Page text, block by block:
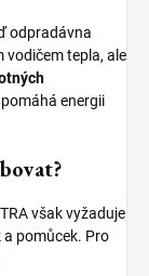
odpradávna
vodičem tepla, ale
energii
však vyžaduje
pomůcek. Pro